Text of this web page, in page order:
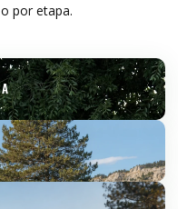
por etapa.